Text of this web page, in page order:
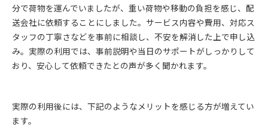
分で荷物を運んでいましたが、重い荷物や移動の負担を感じ、配
送会社に依頼することにしました。サービス内容や費用、対応ス
タッフの丁寧さなどを事前に相談し、不安を解消した上で申し込
み。実際の利用では、事前説明や当日のサポートがしっかりして
おり、安心して依頼できたとの声が多く聞かれます。
実際の利用後には、下記のようなメリットを感じる方が増えてい
ます。